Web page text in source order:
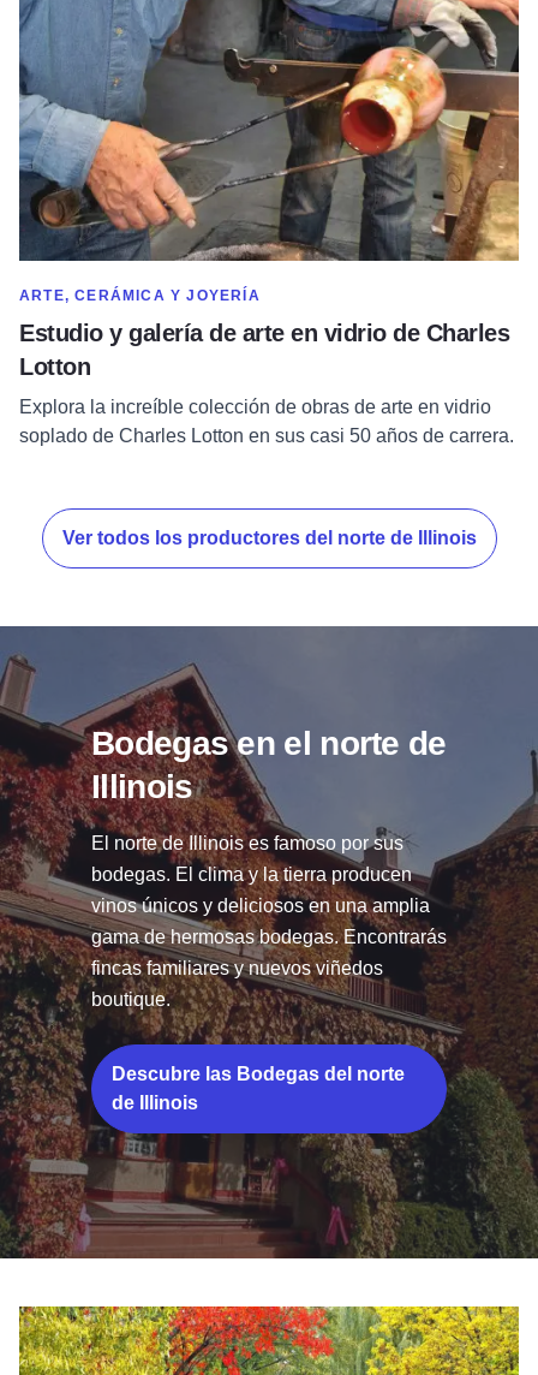
MOSTRAR MÁS EN CATEGORÍA DE
ARTE, CERÁMICA Y JOYERÍA
Estudio y galería de arte en vidrio de Charles
Lotton
Explora la increíble colección de obras de arte en vidrio
soplado de Charles Lotton en sus casi 50 años de carrera.
Ver todos los productores del norte de Illinois
Bodegas en el norte de
Illinois
El norte de Illinois es famoso por sus
bodegas. El clima y la tierra producen
vinos únicos y deliciosos en una amplia
gama de hermosas bodegas. Encontrarás
fincas familiares y nuevos viñedos
boutique.
Descubre las Bodegas del norte
de Illinois